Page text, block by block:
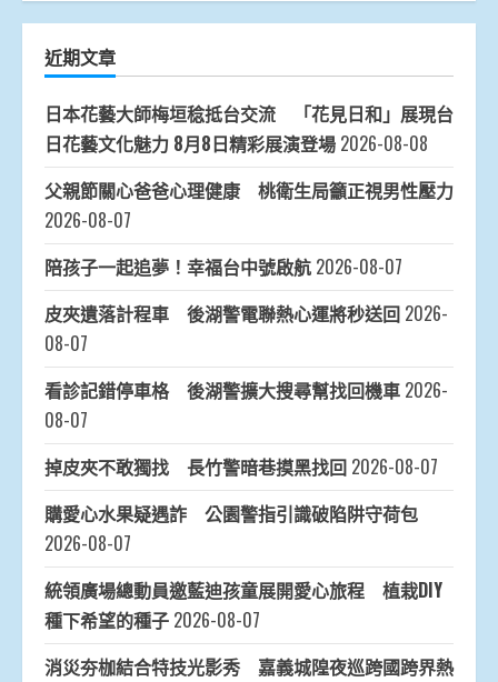
近期文章
日本花藝大師梅垣稔抵台交流 「花見日和」展現台
日花藝文化魅力 8月8日精彩展演登場 2026-08-08
父親節關心爸爸心理健康 桃衛生局籲正視男性壓力
2026-08-07
陪孩子一起追夢！幸福台中號啟航 2026-08-07
皮夾遺落計程車 後湖警電聯熱心運將秒送回 2026-
08-07
看診記錯停車格 後湖警擴大搜尋幫找回機車 2026-
08-07
掉皮夾不敢獨找 長竹警暗巷摸黑找回 2026-08-07
購愛心水果疑遇詐 公園警指引識破陷阱守荷包
2026-08-07
統領廣場總動員邀藍迪孩童展開愛心旅程 植栽DIY
種下希望的種子 2026-08-07
消災夯枷結合特技光影秀 嘉義城隍夜巡跨國跨界熱